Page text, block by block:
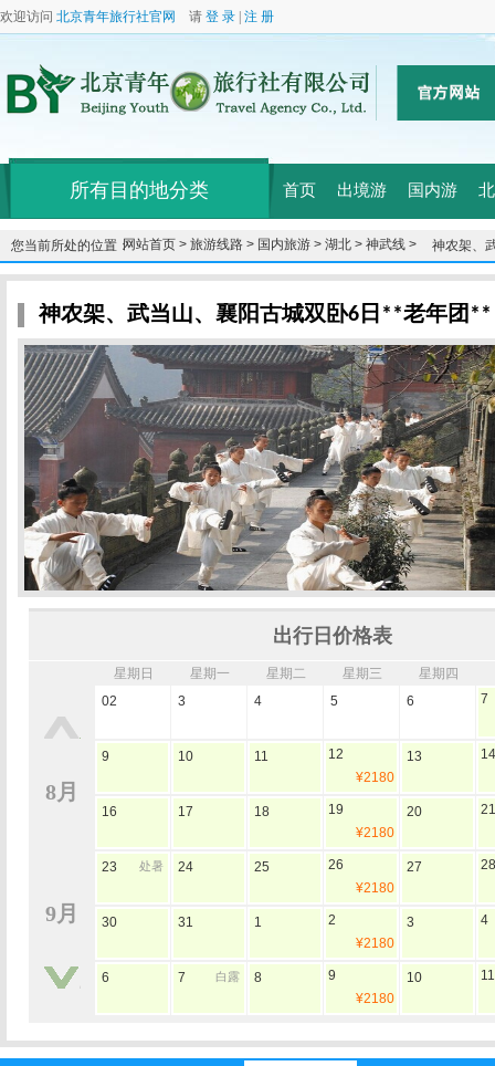
欢迎访问 北京青年旅行社官网 请 登 录 注 册
所有目的地分类 首页 出境游 国内游
您当前所处的位置：网站首页 > 旅游线路 > 国内旅游 > 湖北 > 神武线 > 神农架、
神农架、武当山、襄阳古城双卧6日**老年团**
出行日价格表
8月
9月
星期日 星期一 星期二 星期三 星期四
02
3 4 5 6 7
9 10 11
12
¥2180
13 14
16 17 18
19
¥2180
20 21
23 处暑 24 25
26
¥2180
27 28
30 31 1
2
¥2180
3 4
6 7 白露 8
9
¥2180
10 11